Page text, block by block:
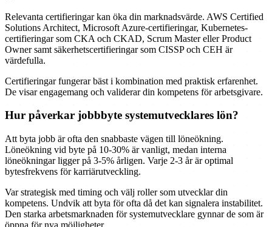
Relevanta certifieringar kan öka din marknadsvärde. AWS Certified
Solutions Architect, Microsoft Azure-certifieringar, Kubernetes-
certifieringar som CKA och CKAD, Scrum Master eller Product
Owner samt säkerhetscertifieringar som CISSP och CEH är
värdefulla.
Certifieringar fungerar bäst i kombination med praktisk erfarenhet.
De visar engagemang och validerar din kompetens för arbetsgivare.
Hur påverkar jobbbyte systemutvecklares lön?
Att byta jobb är ofta den snabbaste vägen till löneökning.
Löneökning vid byte på 10-30% är vanligt, medan interna
löneökningar ligger på 3-5% årligen. Varje 2-3 år är optimal
bytesfrekvens för karriärutveckling.
Var strategisk med timing och välj roller som utvecklar din
kompetens. Undvik att byta för ofta då det kan signalera instabilitet.
Den starka arbetsmarknaden för systemutvecklare gynnar de som är
öppna för nya möjligheter.